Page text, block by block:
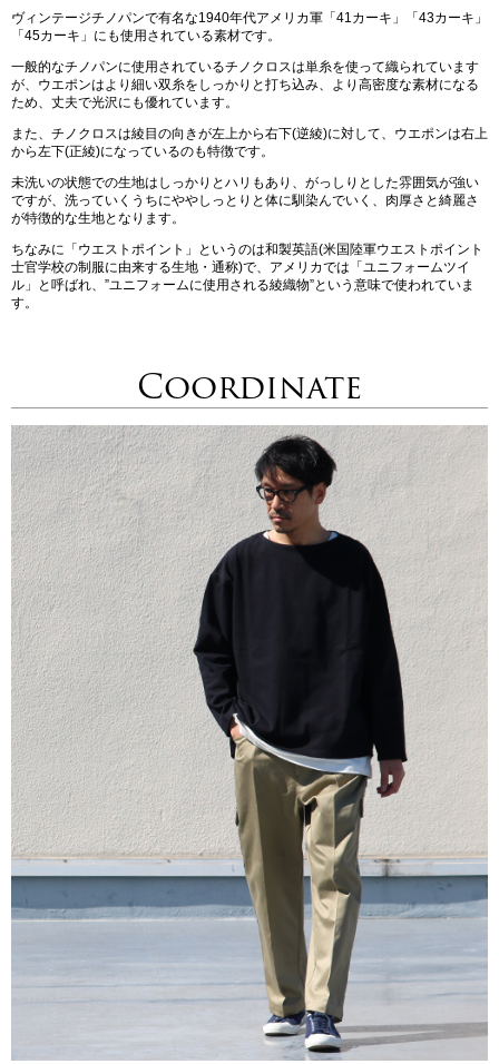
ヴィンテージチノパンで有名な1940年代アメリカ軍「41カーキ」「43カーキ」
「45カーキ」にも使用されている素材です。
一般的なチノパンに使用されているチノクロスは単糸を使って織られています
が、ウエポンはより細い双糸をしっかりと打ち込み、より高密度な素材になる
ため、丈夫で光沢にも優れています。
また、チノクロスは綾目の向きが左上から右下(逆綾)に対して、ウエポンは右上
から左下(正綾)になっているのも特徴です。
未洗いの状態での生地はしっかりとハリもあり、がっしりとした雰囲気が強い
ですが、洗っていくうちにややしっとりと体に馴染んでいく、肉厚さと綺麗さ
が特徴的な生地となります。
ちなみに「ウエストポイント」というのは和製英語(米国陸軍ウエストポイント
士官学校の制服に由来する生地・通称)で、アメリカでは「ユニフォームツイ
ル」と呼ばれ、”ユニフォームに使用される綾織物”という意味で使われていま
す。
Coordinate